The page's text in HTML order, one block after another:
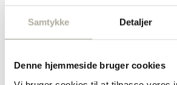
Samtykke Detaljer
Denne hjemmeside bruger cookies
Creoler
Diamant øreringe
Forgyldte øreringe
Guld øreringe
Single øreringe
Børneøreringe
Ringe